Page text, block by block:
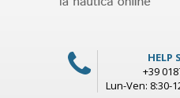
HELP
+39
Lun-Ven: 8:30-